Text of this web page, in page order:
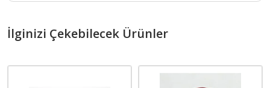
İlginizi Çekebilecek Ürünler